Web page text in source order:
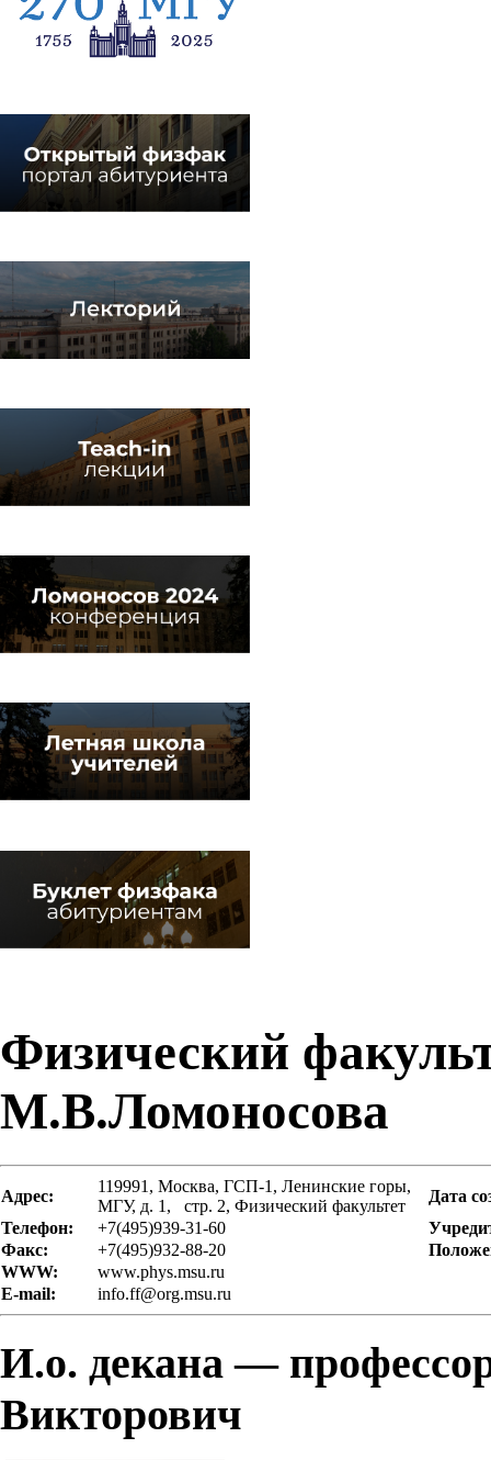
Физический
М.В.Ломоносова
Адрес:
119991, Москва, ГСП-1, Ленинские горы,
МГУ, д. 1, стр. 2, Физический факультет
Дата
Телефон:
+7(495)939-31-60
Факс:
+7(495)932-88-20
WWW:
www.phys.msu.ru
E-mail:
info.ff@org.msu.ru
И.о. декана —
Викторович